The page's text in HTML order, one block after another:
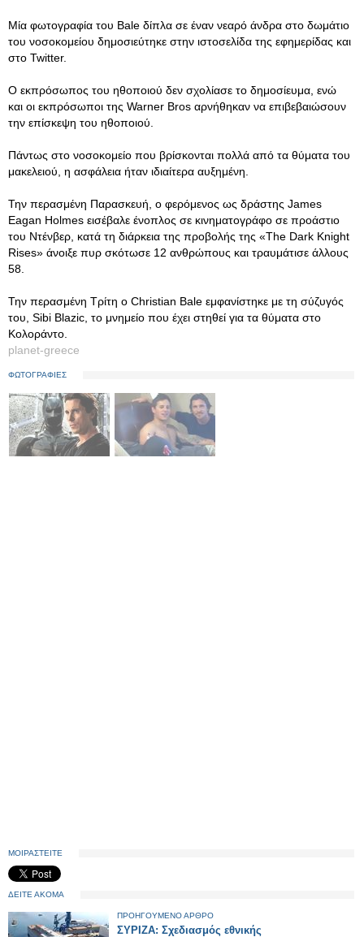
Μία φωτογραφία του Bale δίπλα σε έναν νεαρό άνδρα στο δωμάτιο
του νοσοκομείου δημοσιεύτηκε στην ιστοσελίδα της εφημερίδας και
στο Twitter.
Ο εκπρόσωπος του ηθοποιού δεν σχολίασε το δημοσίευμα, ενώ
και οι εκπρόσωποι της Warner Bros αρνήθηκαν να επιβεβαιώσουν
την επίσκεψη του ηθοποιού.
Πάντως στο νοσοκομείο που βρίσκονται πολλά από τα θύματα του
μακελειού, η ασφάλεια ήταν ιδιαίτερα αυξημένη.
Την περασμένη Παρασκευή, ο φερόμενος ως δράστης James
Eagan Holmes εισέβαλε ένοπλος σε κινηματογράφο σε προάστιο
του Ντένβερ, κατά τη διάρκεια της προβολής της «The Dark Knight
Rises» άνοιξε πυρ σκότωσε 12 ανθρώπους και τραυμάτισε άλλους
58.
Την περασμένη Τρίτη ο Christian Bale εμφανίστηκε με τη σύζυγός
του, Sibi Blazic, το μνημείο που έχει στηθεί για τα θύματα στο
Κολοράντο.
planet-greece
ΦΩΤΟΓΡΑΦΙΕΣ
ΜΟΙΡΑΣΤΕΙΤΕ
ΔΕΙΤΕ ΑΚΟΜΑ
ΠΡΟΗΓΟΥΜΕΝΟ ΑΡΘΡΟ
ΣΥΡΙΖΑ: Σχεδιασμός εθνικής